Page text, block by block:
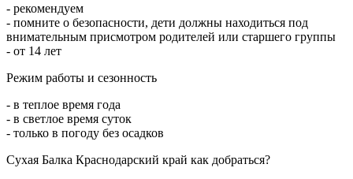
- рекомендуем
- помните о безопасности, дети должны находиться под
внимательным присмотром родителей или старшего группы
- от 14 лет
Режим работы и сезонность
- в теплое время года
- в светлое время суток
- только в погоду без осадков
Сухая Балка Краснодарский край как добраться?